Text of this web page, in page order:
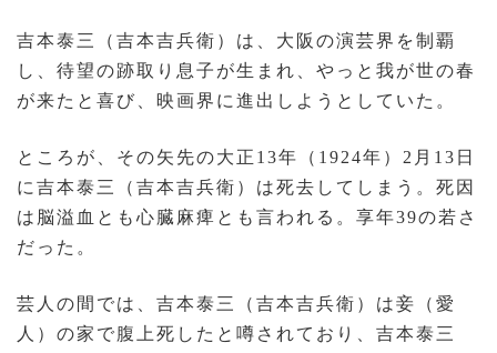
吉本泰三（吉本吉兵衛）は、大阪の演芸界を制覇
し、待望の跡取り息子が生まれ、やっと我が世の春
が来たと喜び、映画界に進出しようとしていた。
ところが、その矢先の大正13年（1924年）2月13日
に吉本泰三（吉本吉兵衛）は死去してしまう。死因
は脳溢血とも心臓麻痺とも言われる。享年39の若さ
だった。
芸人の間では、吉本泰三（吉本吉兵衛）は妾（愛
人）の家で腹上死したと噂されており、吉本泰三